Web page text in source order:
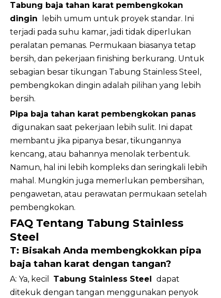
Tabung baja tahan karat pembengkokan
dingin
lebih umum untuk proyek standar. Ini
terjadi pada suhu kamar, jadi tidak diperlukan
peralatan pemanas. Permukaan biasanya tetap
bersih, dan pekerjaan finishing berkurang. Untuk
sebagian besar tikungan Tabung Stainless Steel,
pembengkokan dingin adalah pilihan yang lebih
bersih.
Pipa baja tahan karat pembengkokan panas
digunakan saat pekerjaan lebih sulit. Ini dapat
membantu jika pipanya besar, tikungannya
kencang, atau bahannya menolak terbentuk.
Namun, hal ini lebih kompleks dan seringkali lebih
mahal. Mungkin juga memerlukan pembersihan,
pengawetan, atau perawatan permukaan setelah
pembengkokan.
FAQ Tentang Tabung Stainless
Steel
T: Bisakah Anda membengkokkan pipa
baja tahan karat dengan tangan?
A: Ya, kecil Tabung Stainless Steel
dapat
ditekuk dengan tangan menggunakan penyok